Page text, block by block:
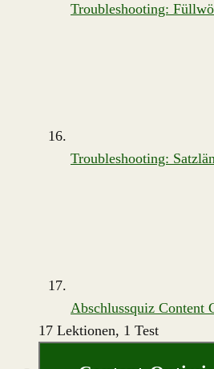
Troubleshooting:
Troubleshooting:
Abschlussquiz Content
17 Lektionen, 1 Test